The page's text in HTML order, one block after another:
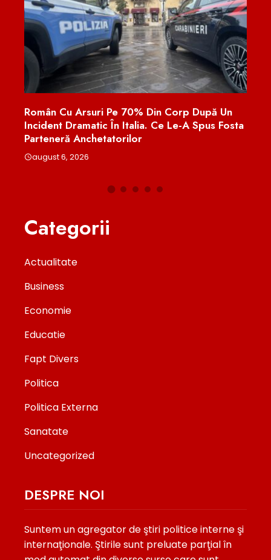
După Un
Spus Fosta
Avertisment De La Bruxelles: Comisia
Europeană Analizează Modificările Aduse
București Legii Decarbonizării
august 6, 2026
Categorii
Actualitate
Business
Economie
Educatie
Fapt Divers
Politica
Politica Externa
Sanatate
Uncategorized
DESPRE NOI
Suntem un agregator de ştiri politice interne şi
internaţionale. Ştirile sunt preluate parţial în